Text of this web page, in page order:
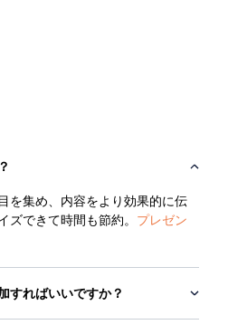
を集め、内容をより効果的に伝
できて時間も節約。 プレゼン
すればいいですか？